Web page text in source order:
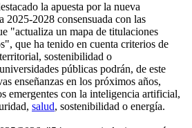
la apuesta por la nueva
2025-2028 consensuada con las
"actualiza un mapa de titulaciones
que ha tenido en cuenta criterios de
sostenibilidad o
públicas podrán, de este
enseñanzas en los próximos años,
emergentes con la inteligencia artificial,
salud, sostenibilidad o energía.